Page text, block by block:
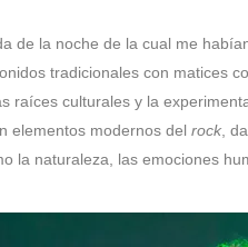
de la noche de la cual me
tradicionales con matices
raíces culturales y la
elementos modernos del rock ,
la naturaleza, las emociones